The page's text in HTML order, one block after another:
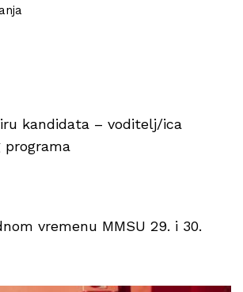
kandidata – voditelj/ica
programa
vremenu MMSU 29. i 30.